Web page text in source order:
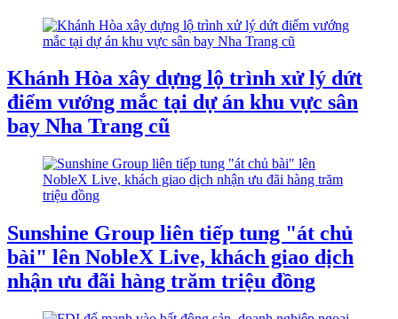
Khánh Hòa xây dựng lộ trình xử lý dứt
điểm vướng mắc tại dự án khu vực sân
bay Nha Trang cũ
Sunshine Group liên tiếp tung "át chủ
bài" lên NobleX Live, khách giao dịch
nhận ưu đãi hàng trăm triệu đồng